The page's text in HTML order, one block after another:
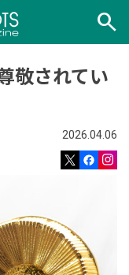
search
敬されてい
2026.04.06